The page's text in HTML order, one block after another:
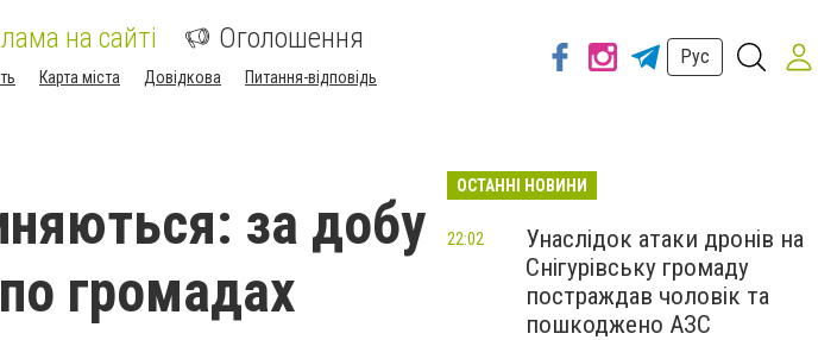
на сайті Оголошення
Карта міста Довідкова Питання-відповідь
Рус
за добу
громадах
ОСТАННІ НОВИНИ
Унаслідок атаки дронів на
Снігурівську громаду
постраждав чоловік та
пошкоджено АЗС
22:02